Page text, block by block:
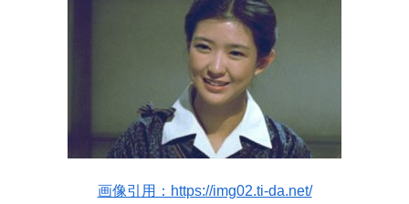
画像引用：https://img02.ti-da.net/